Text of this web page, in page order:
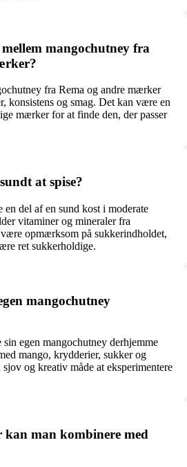
mangochutney fra
fra Rema og andre mærker
konsistens og smag. Det kan være en
mærker for at finde den, der passer
at spise?
del af en sund kost i moderate
vitaminer og mineraler fra
opmærksom på sukkerindholdet,
ret sukkerholdige.
mangochutney
sin egen mangochutney derhjemme
mango, krydderier, sukker og
og kreativ måde at eksperimentere
man kombinere med